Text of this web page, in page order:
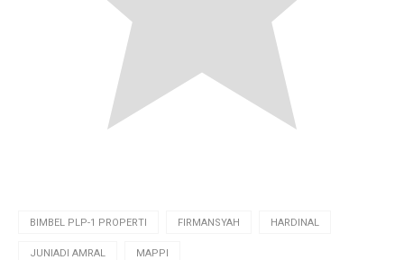
BIMBEL PLP-1 PROPERTI FIRMANSYAH HARDINAL
JUNIADI AMRAL MAPPI